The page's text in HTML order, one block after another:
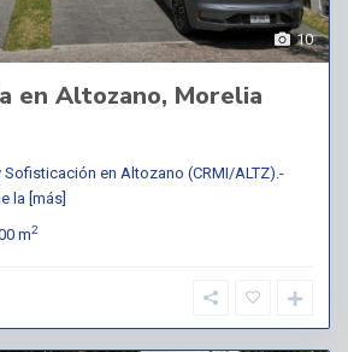
10
en Altozano, Morelia
en Altozano (CRMI/ALTZ).-
la [más]
m2